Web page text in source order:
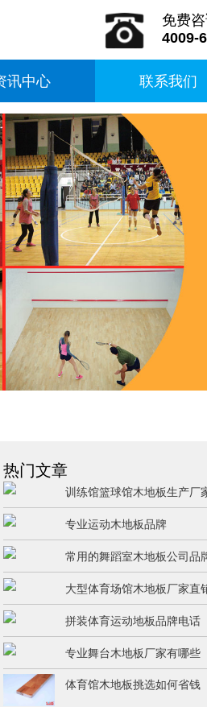
免费咨
4009-
讯中心 联系我们
热门文章
训练馆篮球馆木地板生产厂
专业运动木地板品牌
常用的舞蹈室木地板公司品
大型体育场馆木地板厂家直
拼装体育运动地板品牌电话
专业舞台木地板厂家有哪些
体育馆木地板挑选如何省钱